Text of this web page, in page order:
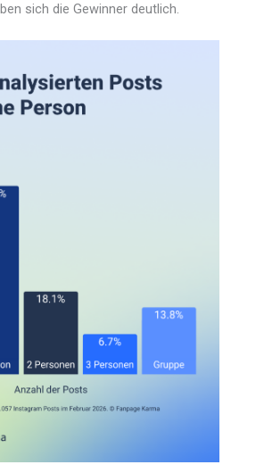
sich die Gewinner deutlich.